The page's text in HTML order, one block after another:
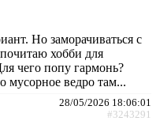
Но заморачиваться с
хобби для
чего попу гармонь?
мусорное ведро там...
28/05/2026 18:06:01
#3243291